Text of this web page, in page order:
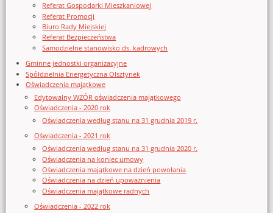
Referat Gospodarki Mieszkaniowej
Referat Promocji
Biuro Rady Miejskiej
Referat Bezpieczeństwa
Samodzielne stanowisko ds. kadrowych
Gminne jednostki organizacyjne
Spółdzielnia Energetyczna Olsztynek
Oświadczenia majątkowe
Edytowalny WZÓR oświadczenia majątkowego
Oświadczenia - 2020 rok
Oświadczenia według stanu na 31 grudnia 2019 r.
Oświadczenia - 2021 rok
Oświadczenia według stanu na 31 grudnia 2020 r.
Oświadczenia na koniec umowy
Oświadczenia majątkowe na dzień powołania
Oświadczenia na dzień upoważnienia
Oświadczenia majątkowe radnych
Oświadczenia - 2022 rok